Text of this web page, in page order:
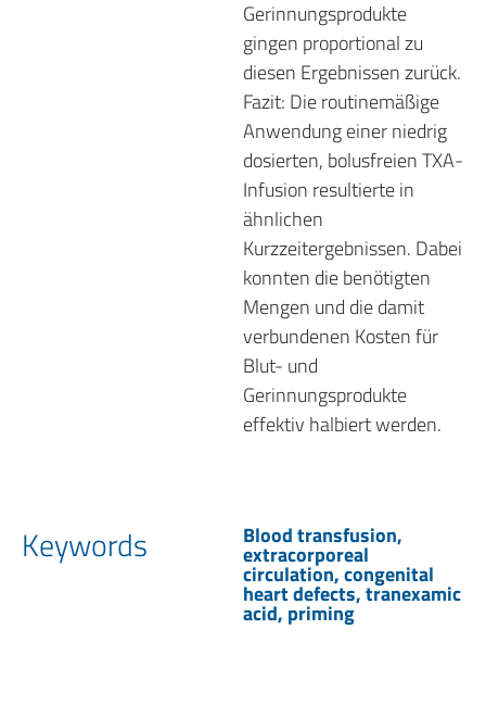
Gerinnungsprodukte
gingen proportional zu
diesen Ergebnissen zurück.
Fazit: Die routinemäßige
Anwendung einer niedrig
dosierten, bolusfreien TXA-
Infusion resultierte in
ähnlichen
Kurzzeitergebnissen. Dabei
konnten die benötigten
Mengen und die damit
verbundenen Kosten für
Blut- und
Gerinnungsprodukte
effektiv halbiert werden.
Keywords Blood transfusion,
extracorporeal
circulation, congenital
heart defects, tranexamic
acid, priming